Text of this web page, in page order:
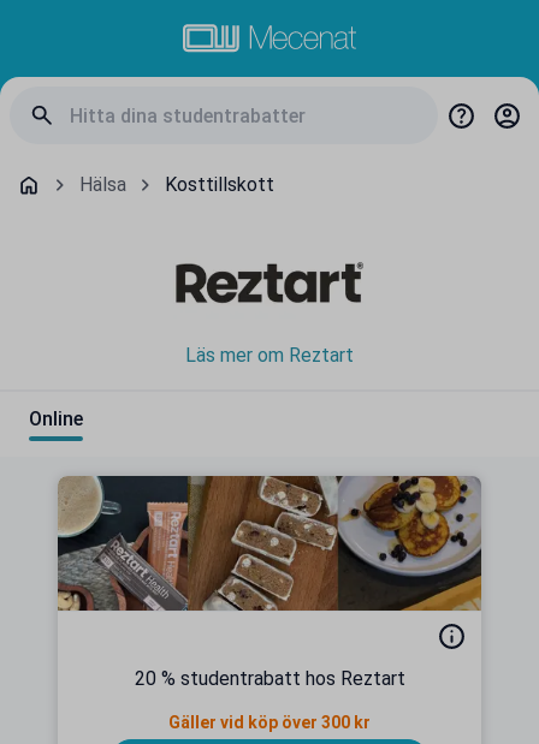
Hälsa Kosttillskott
Läs mer om Reztart
Online
20 % studentrabatt hos Reztart
Gäller vid köp över 300 kr